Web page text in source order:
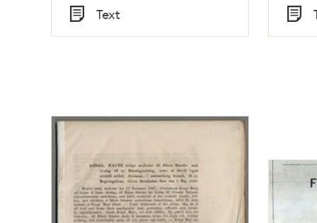
Tid
Typ
Text Tid
Typ